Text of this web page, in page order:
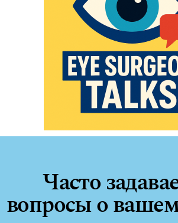
Часто
вопросы о